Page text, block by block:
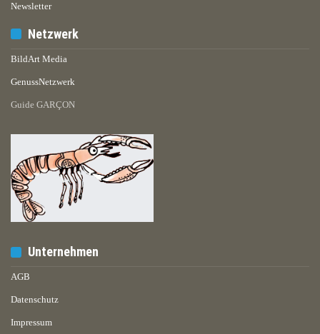
Newsletter
Netzwerk
BildArt Media
GenussNetzwerk
Guide GARÇON
Unternehmen
AGB
Datenschutz
Impressum